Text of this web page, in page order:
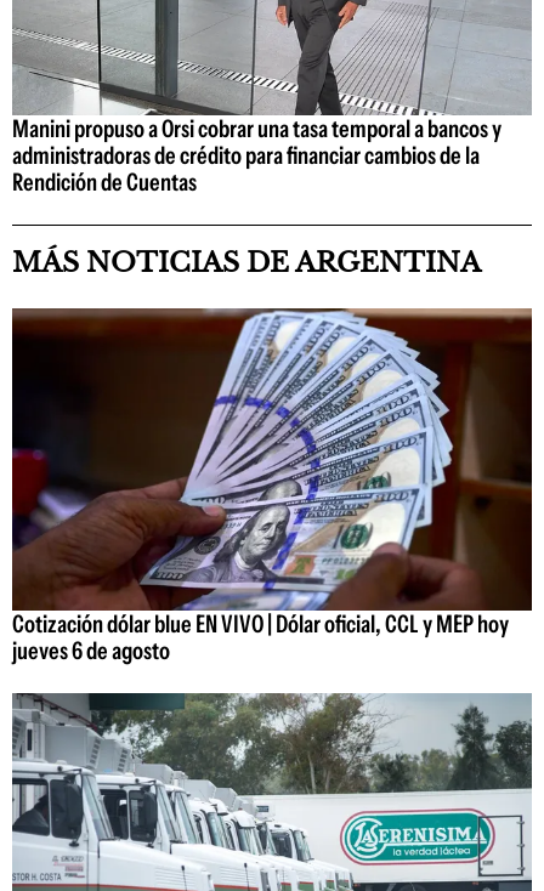
Manini propuso a Orsi cobrar una tasa temporal a bancos y
administradoras de crédito para financiar cambios de la
Rendición de Cuentas
MÁS NOTICIAS DE ARGENTINA
Cotización dólar blue EN VIVO | Dólar oficial, CCL y MEP hoy
jueves 6 de agosto